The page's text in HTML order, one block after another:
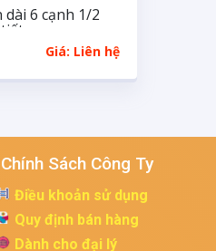
6 cạnh 1/2
Giá: Liên hệ
Chính Sách Công Ty
Điều khoản sử dụng
Quy định bán hàng
Dành cho đại lý